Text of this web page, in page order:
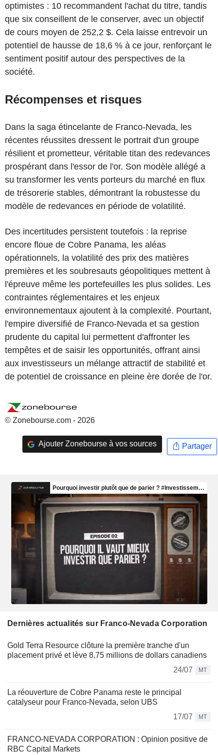
optimistes : 10 recommandent l'achat du titre, tandis
que six conseillent de le conserver, avec un objectif
de cours moyen de 252,2 $. Cela laisse entrevoir un
potentiel de hausse de 18,6 % à ce jour, renforçant le
sentiment positif autour des perspectives de la
société.
Récompenses et risques
Dans la saga étincelante de Franco-Nevada, les
récentes réussites dressent le portrait d'un groupe
résilient et prometteur, véritable titan des redevances
prospérant dans l'essor de l'or. Son modèle allégé a
su transformer les vents porteurs du marché en flux
de trésorerie stables, démontrant la robustesse du
modèle de redevances en période de volatilité.
Des incertitudes persistent toutefois : la reprise
encore floue de Cobre Panama, les aléas
opérationnels, la volatilité des prix des matières
premières et les soubresauts géopolitiques mettent à
l'épreuve même les portefeuilles les plus solides. Les
contraintes réglementaires et les enjeux
environnementaux ajoutent à la complexité. Pourtant,
l'empire diversifié de Franco-Nevada et sa gestion
prudente du capital lui permettent d'affronter les
tempêtes et de saisir les opportunités, offrant ainsi
aux investisseurs un mélange attractif de stabilité et
de potentiel de croissance en pleine ère dorée de l'or.
© Zonebourse.com - 2026
Ajouter Zonebourse à vos sources Partager
Dernières actualités sur Franco-Nevada Corporation
Gold Terra Resource clôture la première tranche d'un
placement privé et lève 8,75 millions de dollars canadiens
24/07
MT
La réouverture de Cobre Panama reste le principal
catalyseur pour Franco-Nevada, selon UBS
17/07
MT
FRANCO-NEVADA CORPORATION : Opinion positive de
RBC Capital Markets